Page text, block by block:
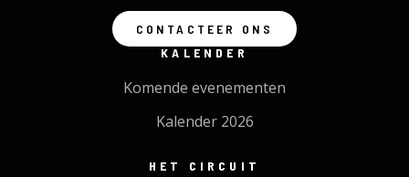
CONTACTEER ONS
KALENDER
Komende evenementen
Kalender 2026
HET CIRCUIT